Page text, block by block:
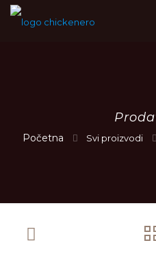
Svi proizvodi